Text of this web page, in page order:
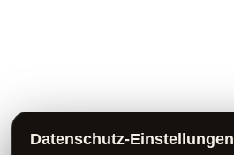
Datenschutz-Einstellungen